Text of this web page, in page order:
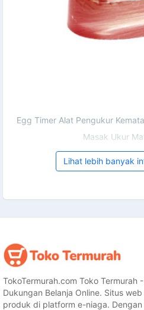
Egg Timer Alat Pengukur
Masak Ukur
Lihat lebih banyak
TokoTermurah.com Toko Termurah
Dukungan Belanja Online. Situs
produk di platform e-niaga.